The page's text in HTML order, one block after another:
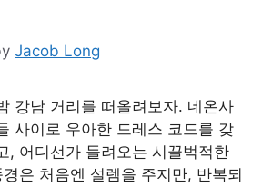
Jacob Long
강남 거리를 떠올려보자. 네온사
사이로 우아한 드레스 코드를 갖
, 어디선가 들려오는 시끌벅적한
은 처음엔 설렘을 주지만, 반복되